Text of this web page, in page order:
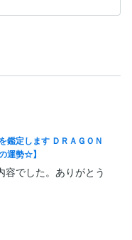
鑑定します ＤＲＡＧＯＮ
運勢☆】
容でした。ありがとう